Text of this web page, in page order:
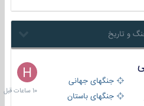
جنگهای جهانی
جنگهای باستان
10
ساعات
قبل